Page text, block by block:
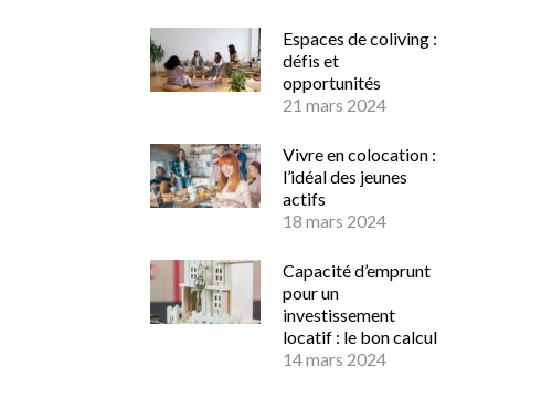
Espaces de coliving :
défis et
opportunités
21 mars 2024
Vivre en colocation :
l’idéal des jeunes
actifs
18 mars 2024
Capacité d’emprunt
pour un
investissement
locatif : le bon calcul
14 mars 2024